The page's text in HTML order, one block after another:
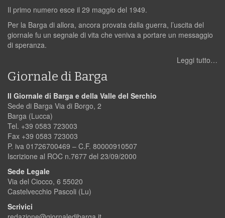
Il primo numero esce il 29 maggio del 1949.
Per la Barga di allora, ancora provata dalla guerra, l’uscita del
giornale fu un segnale di vita che veniva a portare un messaggio
di speranza.
Leggi tutto…
Giornale di Barga
Il Giornale di Barga e della Valle del Serchio
Sede di Barga Via di Borgo, 2
Barga (Lucca)
Tel. +39 0583 723003
Fax +39 0583 723003
P. iva 01726700469 – C.F. 80000910507
Iscrizione al ROC n.7677 del 23/09/2000
Sede Legale
Via del Ciocco, 6 55020
Castelvecchio Pascoli (Lu)
Scrivici